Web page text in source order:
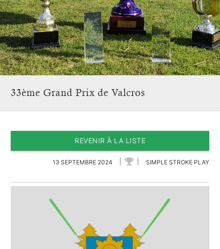
33ème Grand Prix de Valcros
REVENIR À LA LISTE
13 SEPTEMBRE 2024 SIMPLE STROKE PLAY